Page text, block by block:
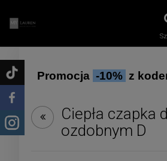
Promocja -10% z
Ciepła czapka
ozdobnym D